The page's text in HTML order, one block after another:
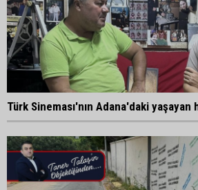
Türk Sineması'nın Adana'daki yaşayan